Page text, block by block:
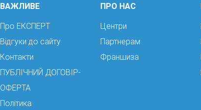
ВАЖЛИВЕ
Про ЕКСПЕРТ
Відгуки до сайту
Контакти
ПУБЛІЧНИЙ ДОГОВІР-
ОФЕРТА
Політика
ПРО НАС
Центри
Партнерам
Франшиза